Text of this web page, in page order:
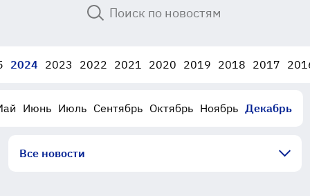
2024 2023 2022 2021 2020 2019 2018 2017
Июнь Июль Сентябрь Октябрь Ноябрь Декабрь
Все новости